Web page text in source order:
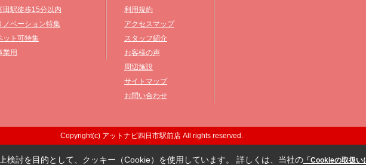
田駅徒歩15分以内
ノベーション特集
ット可特集
業用
利用規約
アクセスマップ
スタッフ紹介
お客様の声
周辺施設
サイトマップ
お問い合わせ
Copyright(c) アットナビ四日市駅前店 All rights reserved.
討を目的として、クッキー（Cookie）を使用しています。 詳しくは、当社の「Cookieの取扱い